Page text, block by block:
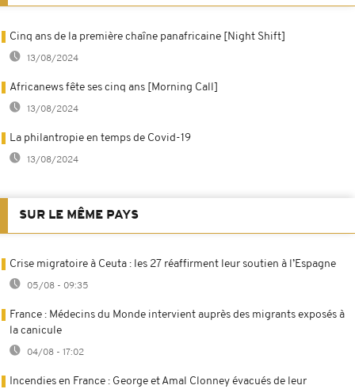
Cinq ans de la première chaîne panafricaine [Night Shift]
13/08/2024
Africanews fête ses cinq ans [Morning Call]
13/08/2024
La philantropie en temps de Covid-19
13/08/2024
SUR LE MÊME PAYS
Crise migratoire à Ceuta : les 27 réaffirment leur soutien à l’Espagne
05/08 - 09:35
France : Médecins du Monde intervient auprès des migrants exposés à
la canicule
04/08 - 17:02
Incendies en France : George et Amal Clonney évacués de leur